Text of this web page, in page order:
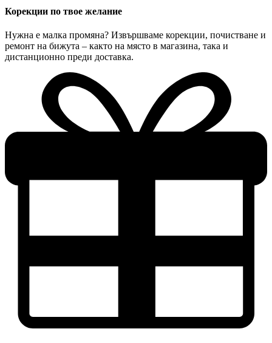
Корекции по твое желание
Нужна е малка промяна? Извършваме корекции, почистване и
ремонт на бижута – както на място в магазина, така и
дистанционно преди доставка.